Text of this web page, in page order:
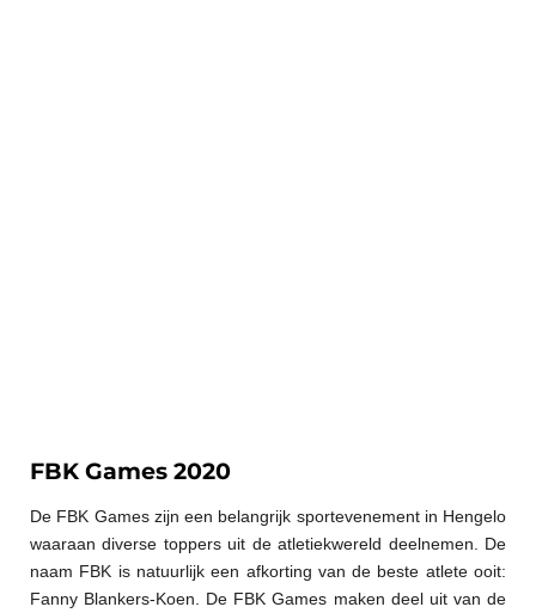
FBK Games 2020
De FBK Games zijn een belangrijk sportevenement in Hengelo
waaraan diverse toppers uit de atletiekwereld deelnemen. De
naam FBK is natuurlijk een afkorting van de beste atlete ooit:
Fanny Blankers-Koen. De FBK Games maken deel uit van de